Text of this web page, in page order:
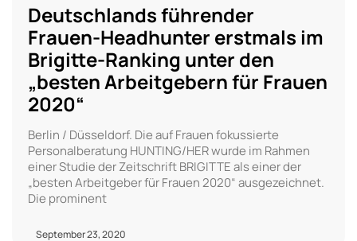
Deutschlands führender
Frauen-Headhunter erstmals im
Brigitte-Ranking unter den
„besten Arbeitgebern für Frauen
2020“
Berlin / Düsseldorf. Die auf Frauen fokussierte
Personalberatung HUNTING/HER wurde im Rahmen
einer Studie der Zeitschrift BRIGITTE als einer der
„besten Arbeitgeber für Frauen 2020“ ausgezeichnet.
Die prominent
September 23, 2020